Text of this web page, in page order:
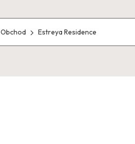
Obchod Estreya Residence